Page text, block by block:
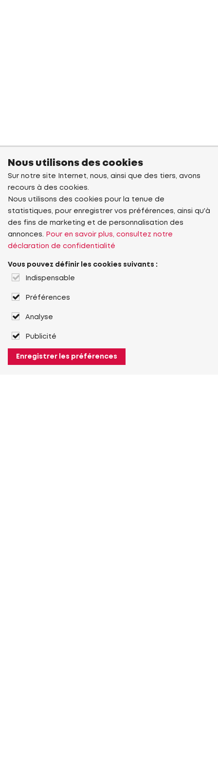
Nous utilisons des cookies
Sur notre site Internet, nous, ainsi que des tiers, avons
recours à des cookies.
Nous utilisons des cookies pour la tenue de
statistiques, pour enregistrer vos préférences, ainsi qu'à
des fins de marketing et de personnalisation des
annonces.
Pour en savoir plus, consultez notre
déclaration de confidentialité
Vous pouvez définir les cookies suivants :
Indispensable
Préférences
Analyse
Publicité
Enregistrer les préférences